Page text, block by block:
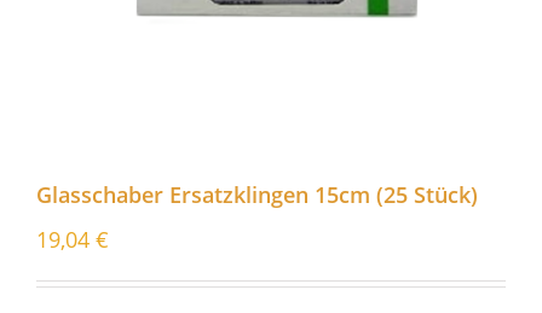
Glasschaber Ersatzklingen 15cm (25 Stück)
19,04 €